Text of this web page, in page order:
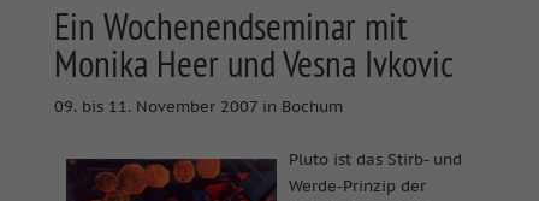
Ein Wochenendseminar mit
Monika Heer und Vesna Ivkovic
09. bis 11. November 2007 in Bochum
Pluto ist das Stirb- und
Werde-Prinzip der